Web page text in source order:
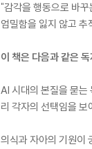
"감각을 행동으로 바
엄밀함을 잃지 않고
이 책은 다음과 같은
AI 시대의 본질을 묻는
리 각자의 선택임을
의식과 자아의 기원이